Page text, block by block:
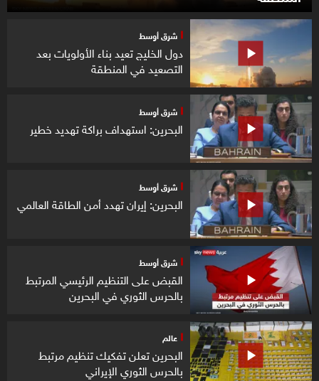
شرق أوسط
دول الخليج تعيد بناء الأولويات بعد
التصعيد في المنطقة
شرق أوسط
البحرين: استهداف براكة تهديد خطير
شرق أوسط
البحرين: إيران تهدد أمن الطاقة العالمي
شرق أوسط
القبض على التنظيم الرئيسي المرتبط
بالحرس الثوري في البحرين
عالم
البحرين تعلن تفكيك تنظيم مرتبط
بالحرس الثوري الإيراني